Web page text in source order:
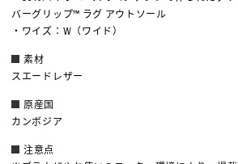
バーグリップ™ ラグ アウトソール
・ワイズ：W（ワイド）
素材
スエードレザー
原産国
カンボジア
注意点